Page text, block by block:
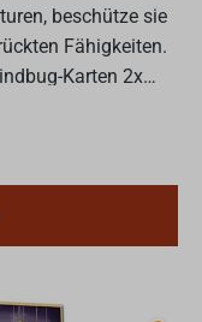
beschütze sie
Fähigkeiten.
Octonit-Spi...